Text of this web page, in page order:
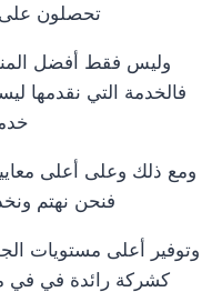
تحصلون على
وليس فقط أفضل
فالخدمة التي نقدمها
ومع ذلك وعلى أعلى
فنحن نهتم
وتوفير أعلى مستويات
كشركة رائدة في في